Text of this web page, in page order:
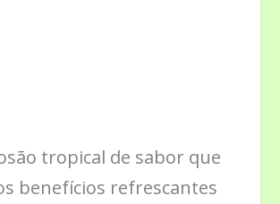
tropical de sabor que
benefícios refrescantes